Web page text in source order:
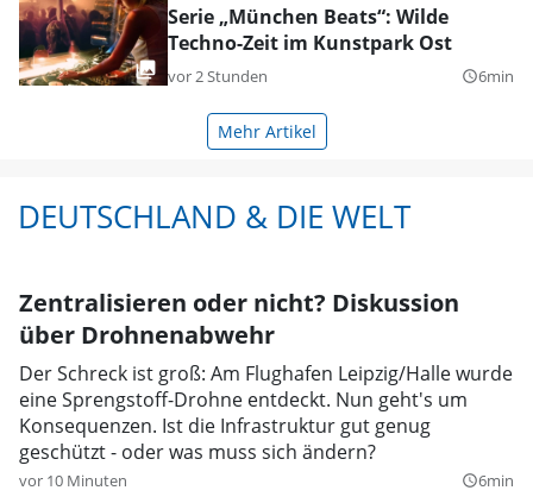
Serie „München Beats“: Wilde
Techno-Zeit im Kunstpark Ost
vor 2 Stunden query_builder6min
Mehr Artikel
DEUTSCHLAND & DIE WELT
Zentralisieren oder nicht? Diskussion
über Drohnenabwehr
Der Schreck ist groß: Am Flughafen Leipzig/Halle wurde
eine Sprengstoff-Drohne entdeckt. Nun geht's um
Konsequenzen. Ist die Infrastruktur gut genug
geschützt - oder was muss sich ändern?
vor 10 Minuten query_builder6min